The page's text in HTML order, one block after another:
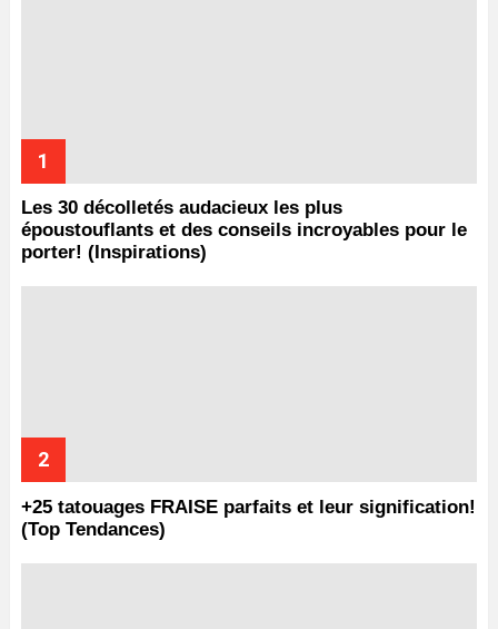
Les 30 décolletés audacieux les plus
époustouflants et des conseils incroyables pour le
porter! (Inspirations)
+25 tatouages ​​FRAISE parfaits et leur signification!
(Top Tendances)